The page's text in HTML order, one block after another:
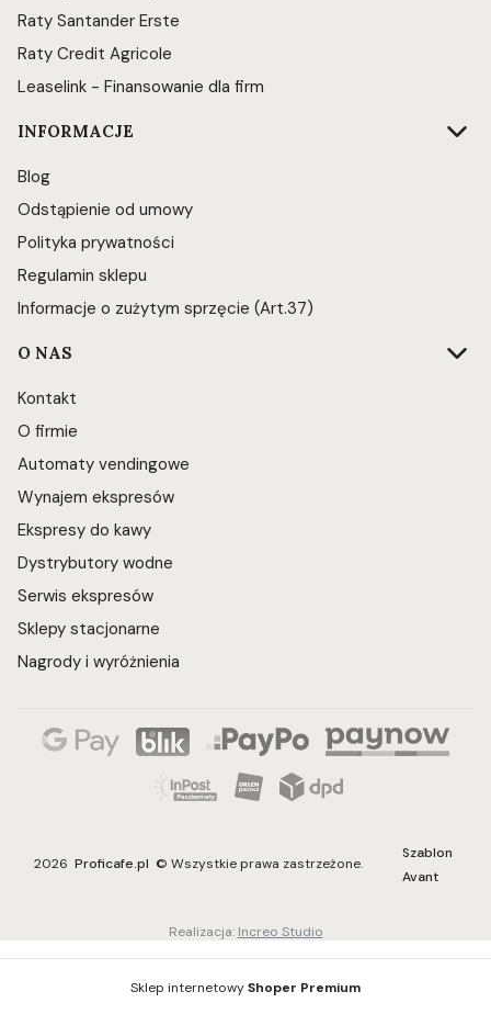
Raty Santander Erste
Raty Credit Agricole
Leaselink - Finansowanie dla firm
INFORMACJE
Blog
Odstąpienie od umowy
Polityka prywatności
Regulamin sklepu
Informacje o zużytym sprzęcie (Art.37)
O NAS
Kontakt
O firmie
Automaty vendingowe
Wynajem ekspresów
Ekspresy do kawy
Dystrybutory wodne
Serwis ekspresów
Sklepy stacjonarne
Nagrody i wyróżnienia
2026 Proficafe.pl © Wszystkie prawa zastrzeżone.
Szablon
Avant
Realizacja: Increo Studio
Sklep internetowyShoper Premium